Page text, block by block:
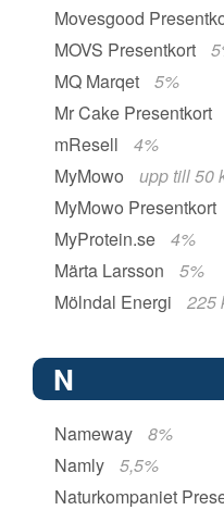
Movesgood
MOVS Presentkort
MQ Marqet
5%
Mr Cake Presentkort
mResell
4%
MyMowo
upp till 50
MyMowo Presentkort
MyProtein.se
4%
Märta Larsson
5%
Mölndal Energi
225
N
Nameway
8%
Namly
5,5%
Naturkompaniet